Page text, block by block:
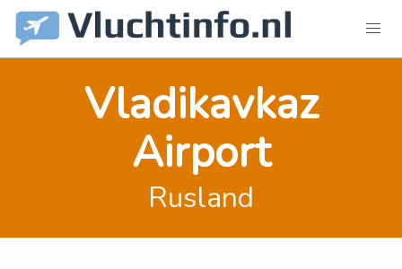
Vladikavkaz
Airport
Rusland